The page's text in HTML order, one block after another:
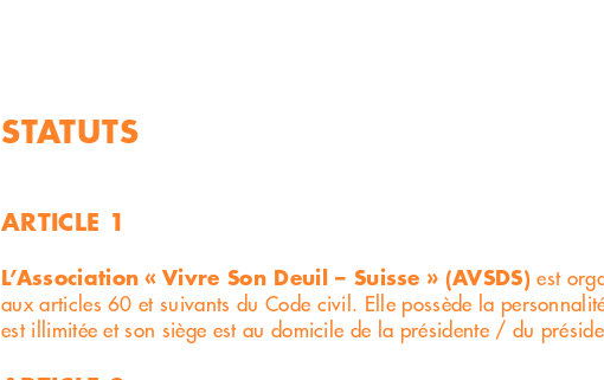
STATUTS
ARTICLE 1
L’Association « Vivre Son Deuil – Suisse » (AVSDS) est
aux articles 60 et suivants du Code civil. Elle possède la
est illimitée et son siège est au domicile de la présidente / du